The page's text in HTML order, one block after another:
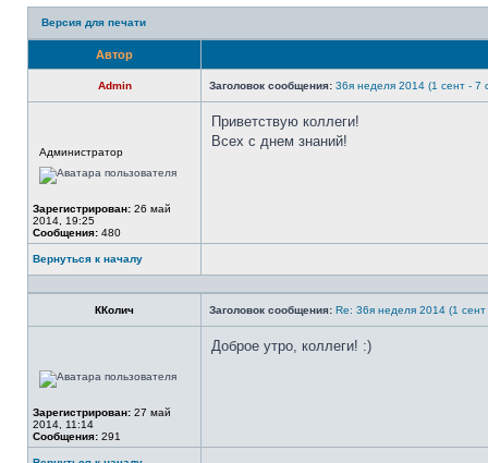
Форум закрыт Эта тема закрыта, вы не можете
Версия для печати
Автор
Admin Заголовок сообщения: 36я неделя 2014 (1 сент - 7
в
Администратор
Зарегистрирован: 26 май
2014, 19:25
Сообщения: 480
Приветствую коллеги!
Всех с днем знаний!
Вернуться к началу
Профиль
ККолич Заголовок сообщения: Re: 36я неделя 2014 (1 сент
в
Зарегистрирован: 27 май
2014, 11:14
Сообщения: 291
Доброе утро, коллеги! :)